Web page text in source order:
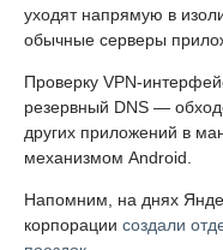
уходят напрямую в
обычные серверы
Проверку VPN-
резервный DNS —
других приложений в
механизмом Android.
Напомним, на днях
корпорации создали